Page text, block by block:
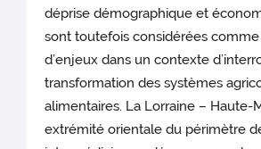
déprise démographique et
sont toutefois considérées
d’enjeux dans un contexte
transformation des systèmes
alimentaires. La Lorraine – Haute-
extrémité orientale du périmètre